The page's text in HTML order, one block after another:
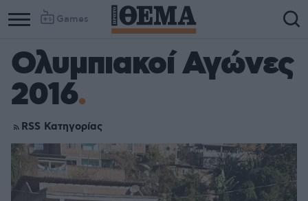
Games
Ολυμπιακοί Αγώνες
2016
RSS Κατηγορίας